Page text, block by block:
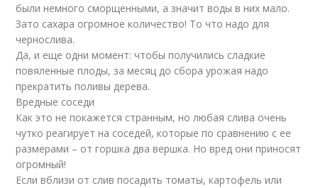
были немного сморщенными, а значит воды в них мало.
Зато сахара огромное количество! То что надо для
чернослива.
Да, и еще одни момент: чтобы получились сладкие
повяленные плоды, за месяц до сбора урожая надо
прекратить поливы дерева.
Вредные соседи
Как это не покажется странным, но любая слива очень
чутко реагирует на соседей, которые по сравнению с ее
размерами – от горшка два вершка. Но вред они приносят
огромный!
Если вблизи от слив посадить томаты, картофель или